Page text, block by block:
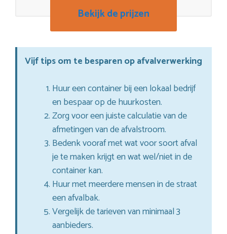
Bekijk de prijzen
Vijf tips om te besparen op afvalverwerking
Huur een container bij een lokaal bedrijf
en bespaar op de huurkosten.
Zorg voor een juiste calculatie van de
afmetingen van de afvalstroom.
Bedenk vooraf met wat voor soort afval
je te maken krijgt en wat wel/niet in de
container kan.
Huur met meerdere mensen in de straat
een afvalbak.
Vergelijk de tarieven van minimaal 3
aanbieders.